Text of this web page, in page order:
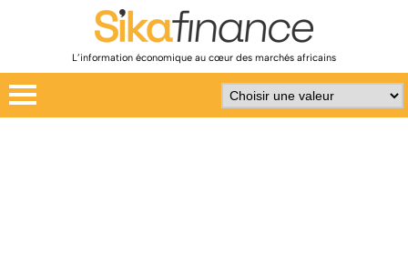
L’information économique au cœur des marchés africains